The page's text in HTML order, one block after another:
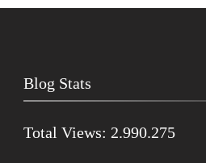
Blog Stats
Total Views: 2.990.275